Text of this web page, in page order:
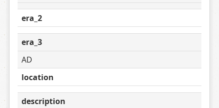
era_2
era_3
AD
location
description